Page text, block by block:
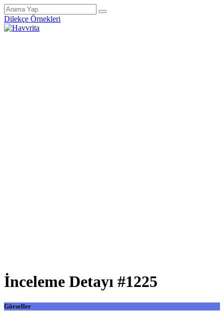
Dilekçe Örnekleri
İnceleme Detayı #1225
Görseller